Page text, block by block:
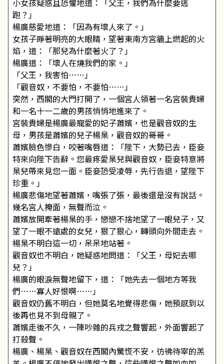
小女孩疑惑且恐懼地道：「父王，我們為什麼要逃
跑？」
楊廣慈愛地道：「因為有壞人來了。」
女孩子睜著明亮的大眼睛，望著東南方宮牆上燃起的火
焰，道：「那兒為什麼著火了？」
楊廣道：「壞人在燒我們的家。」
「父王，我害怕……」
「觀音奴，不要怕，不要怕……」
突然，西閣的大門打開了，一個宮人領著一名宮裝貴婦
和一名十一二歲的男孩悄悄地進來了。
宮裝貴婦是楊廣最寵愛的妃子蕭嬪，也是觀音奴的生
母，男孩是蕭嬪的兒子楊杲，觀音奴的哥哥。
蕭嬪臉色慘白，咬著嘴唇道：「陛下，大勢已去，臣妾
特來向陛下告辭。您最疼愛杲兒與觀音奴，臣妾特意將
杲兒帶來見您一面。臣妾恐受凌辱，先行告退，望陛下
珍重。」
楊廣悲傷地望著蕭嬪，嘴張了張，最後還是沒有說話。
幾名宮人掩面，無聲而泣。
蕭嬪放開牽著楊杲的手，戀戀不捨地望了一眼兒子，又
望了一眼不遠處的女兒，狠了狠心，轉頭向外間走去。
楊杲不明白這一切，呆呆地站著。
觀音奴也不明白，她疑惑地問道：「父王，母妃去哪
兒？」
楊廣的眼淚無聲地留下，道：「她先去一個地方等我
們……寡人好恨啊……」
觀音奴仍舊不明白，但她莫名地覺得悲傷，她預感到以
後再也見不到母親了。
蕭嬪走後不久，一陣吵雜的兵戎之聲響起，外面響起了
打殺聲。
楊廣、楊杲、觀音奴在西閣內驚慌不安，彷彿待宰的羔